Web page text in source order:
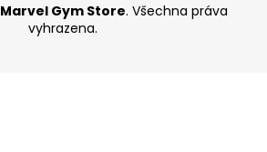
Marvel Gym Store. Všechna práva
vyhrazena.